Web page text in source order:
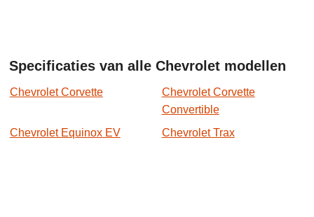
Specificaties van alle Chevrolet modellen
Chevrolet Corvette
Chevrolet Corvette
Convertible
Chevrolet Equinox EV
Chevrolet Trax